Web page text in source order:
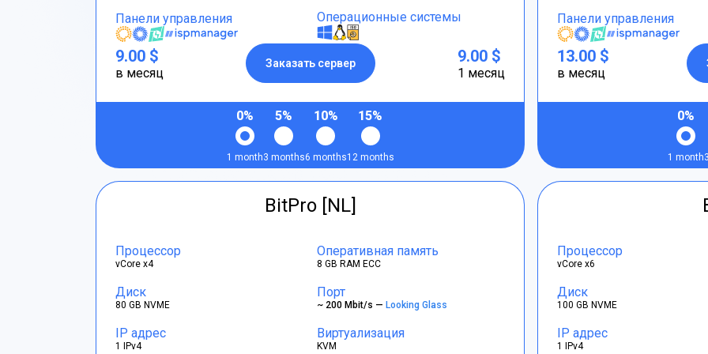
Панели управления Операционные системы
9.00 $
в месяц
Заказать сервер 9.00 $
1 месяц
0%
1 month
5%
3 months
10%
6 months
15%
12 months
Панели управления
13.00 $
в месяц
0%
1 month
BitPro [NL]
Процессор
vCore x4
Оперативная память
8 GB RAM ECC
Диск
80 GB NVME
Порт
~ 200 Mbit/s — Looking Glass
IP адрес
1 IPv4
Виртуализация
KVM
Процессор
vCore x6
Диск
100 GB NVME
IP адрес
1 IPv4